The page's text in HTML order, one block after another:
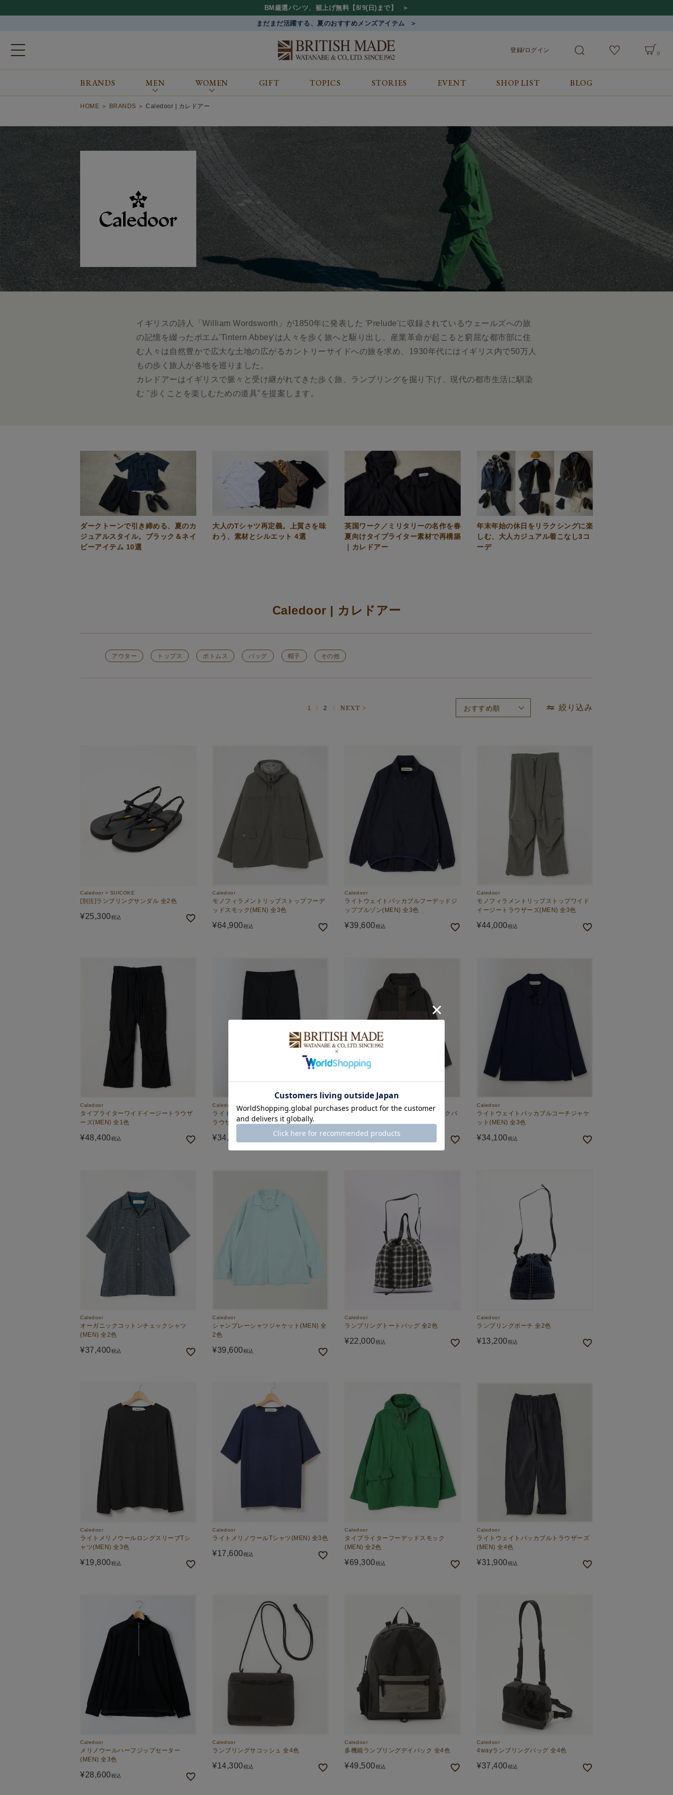
BM厳選パンツ、裾上げ無料【8/9(日)まで】
まだまだ活躍する、夏のおすすめメンズアイテム
ブランドから探す
Barbour
FOX UMBRELLAS
GLENROYAL
Johnstons of Elgin
JOSEPH CHEANEY
SUNSPEL
カテゴリから探す
シューズ
マフラー&ストール
アウター
ボトム
帽子&アクセサリー
ケア用品
その他
コンテンツをみる
STORIES
CONCEPT
会員サービス
ご利用ガイド/お問合せ
登録/ログイン
ALL MEN WOMEN 検索
0
BRANDS MEN WOMEN GIFT TOPICS STORIES EVENT SHOP LIST BLOG
HOME BRANDS Caledoor | カレドアー
イギリスの詩人「William Wordsworth」が1850年に発表した 'Prelude'に収録されているウェールズへの旅
の記憶を綴ったポエム'Tintern Abbey'は人々を歩く旅へと駆り出し、産業革命が起こると窮屈な都市部に住
む人々は自然豊かで広大な土地の広がるカントリーサイドへの旅を求め、1930年代にはイギリス内で50万人
もの歩く旅人が各地を巡りました。
カレドアーはイギリスで脈々と受け継がれてきた歩く旅、ランブリングを掘り下げ、現代の都市生活に馴染
む "歩くことを楽しむための道具"を提案します。
ダークトーンで引き締める、夏のカ
ジュアルスタイル。ブラック＆ネイ
ビーアイテム 10選
大人のTシャツ再定義。上質さを味
わう、素材とシルエット 4選
英国ワーク／ミリタリーの名作を春
夏向けタイプライター素材で再構築
｜カレドアー
年末年始の休日をリラクシングに楽
しむ、大人カジュアル着こなし3コ
ーデ
Caledoor | カレドアー
アウター トップス ボトムス バッグ 帽子 その他
おすすめ順
1 2 絞り込み
Caledoor × SUICOKE
[別注]ランブリングサンダル 全2色
¥25,300税込
Caledoor
モノフィラメントリップストップフーデ
ッドスモック(MEN) 全3色
¥64,900税込
Caledoor
ライトウェイトパッカブルフーデッドジ
ップブルゾン(MEN) 全3色
¥39,600税込
Caledoor
モノフィラメントリップストップワイド
イージートラウザーズ(MEN) 全3色
¥44,000税込
Caledoor
タイプライターワイドイージートラウザ
ーズ(MEN) 全1色
¥48,400税込
Caledoor
ライトウェイトパッカブルフィールドト
ラウザーズ(MEN) 全2色
¥34,100
Caledoor
ライトウェイトパッカブルアノラックパ
ーカー(MEN) 全2色
¥45,100
Caledoor
ライトウェイトパッカブルコーチジャケ
ット(MEN) 全3色
¥34,100税込
Caledoor
オーガニックコットンチェックシャツ
(MEN) 全2色
¥37,400税込
Caledoor
シャンブレーシャツジャケット(MEN) 全
2色
¥39,600税込
Caledoor
ランブリングトートバッグ 全2色
¥22,000税込
Caledoor
ランブリングポーチ 全2色
¥13,200税込
Caledoor
ライトメリノウールロングスリーブTシ
ャツ(MEN) 全3色
¥19,800税込
Caledoor
ライトメリノウールTシャツ(MEN) 全3色
¥17,600税込
Caledoor
タイプライターフーデッドスモック
(MEN) 全2色
¥69,300税込
Caledoor
ライトウェイトパッカブルトラウザーズ
(MEN) 全4色
¥31,900税込
Caledoor
メリノウールハーフジップセーター
(MEN) 全3色
¥28,600税込
Caledoor
ランブリングサコッシュ 全4色
¥14,300税込
Caledoor
多機能ランブリングデイパック 全4色
¥49,500税込
Caledoor
4wayランブリングバッグ 全4色
¥37,400税込